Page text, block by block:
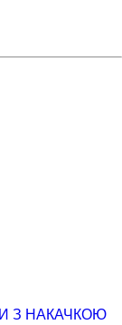
З НАКАЧКОЮ